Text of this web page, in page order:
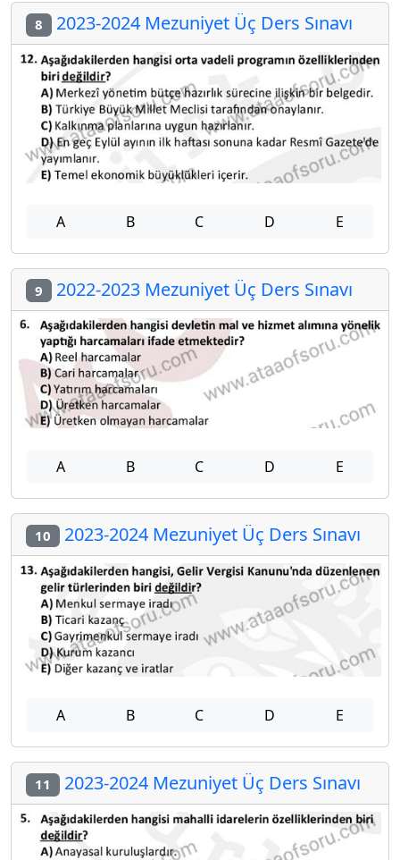
8 2023-2024 Mezuniyet Üç Ders Sınavı
A B C D E
9 2022-2023 Mezuniyet Üç Ders Sınavı
A B C D E
10 2023-2024 Mezuniyet Üç Ders Sınavı
A B C D E
11 2023-2024 Mezuniyet Üç Ders Sınavı